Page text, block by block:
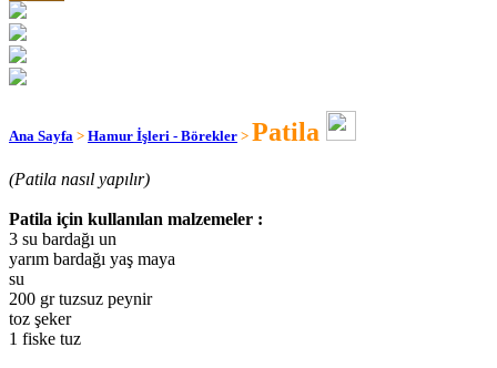
Ana Sayfa > Hamur İşleri - Börekler > Patila
(Patila nasıl yapılır)
Patila için kullanılan malzemeler :
3 su bardağı un
yarım bardağı yaş maya
su
200 gr tuzsuz peynir
toz şeker
1 fiske tuz